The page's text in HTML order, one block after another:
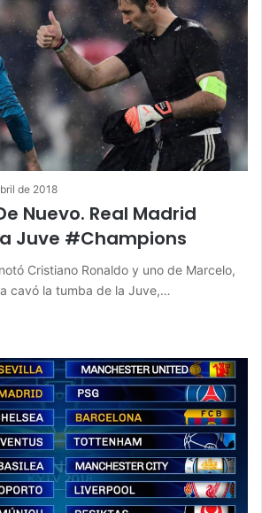
de 2018
Nuevo. Real Madrid
Juve #Champions
Cristiano Ronaldo y uno de Marcelo,
cavó la tumba de la Juve,…